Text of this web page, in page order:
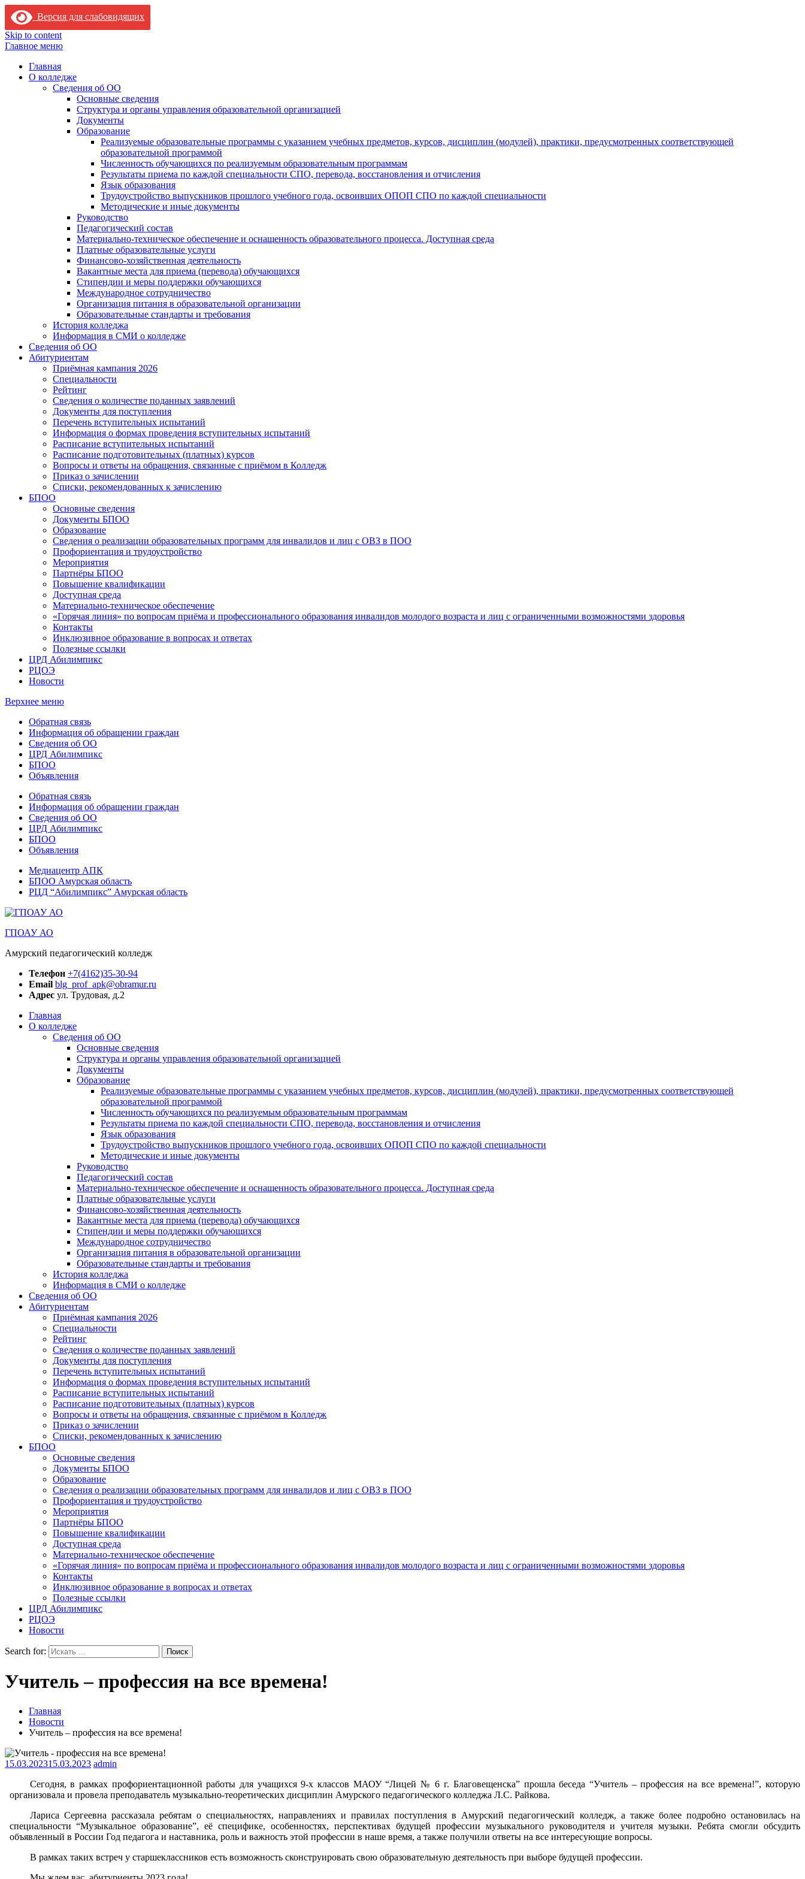
Версия для слабовидящих
Skip to content
Главное меню
Главная
О колледже
Сведения об ОО
Основные сведения
Структура и органы управления образовательной организацией
Документы
Образование
Реализуемые образовательные программы с указанием учебных предметов, курсов, дисциплин (модулей), практики, предусмотренных соответствующей
образовательной программой
Численность обучающихся по реализуемым образовательным программам
Результаты приема по каждой специальности СПО, перевода, восстановления и отчисления
Язык образования
Трудоустройство выпускников прошлого учебного года, освоивших ОПОП СПО по каждой специальности
Методические и иные документы
Руководство
Педагогический состав
Материально-техническое обеспечение и оснащенность образовательного процесса. Доступная среда
Платные образовательные услуги
Финансово-хозяйственная деятельность
Вакантные места для приема (перевода) обучающихся
Стипендии и меры поддержки обучающихся
Международное сотрудничество
Организация питания в образовательной организации
Образовательные стандарты и требования
История колледжа
Информация в СМИ о колледже
Сведения об ОО
Абитуриентам
Приёмная кампания 2026
Специальности
Рейтинг
Сведения о количестве поданных заявлений
Документы для поступления
Перечень вступительных испытаний
Информация о формах проведения вступительных испытаний
Расписание вступительных испытаний
Расписание подготовительных (платных) курсов
Вопросы и ответы на обращения, связанные с приёмом в Колледж
Приказ о зачислении
Списки, рекомендованных к зачислению
БПОО
Основные сведения
Документы БПОО
Образование
Сведения о реализации образовательных программ для инвалидов и лиц с ОВЗ в ПОО
Профориентация и трудоустройство
Мероприятия
Партнёры БПОО
Повышение квалификации
Доступная среда
Материально-техническое обеспечение
«Горячая линия» по вопросам приёма и профессионального образования инвалидов молодого возраста и лиц с ограниченными возможностями здоровья
Контакты
Инклюзивное образование в вопросах и ответах
Полезные ссылки
ЦРД Абилимпикс
РЦОЭ
Новости
Верхнее меню
Обратная связь
Информация об обращении граждан
Сведения об ОО
ЦРД Абилимпикс
БПОО
Объявления
Обратная связь
Информация об обращении граждан
Сведения об ОО
ЦРД Абилимпикс
БПОО
Объявления
Медиацентр АПК
БПОО Амурская область
РЦД “Абилимпикс” Амурская область
ГПОАУ АО
Амурский педагогический колледж
Телефон +7(4162)35-30-94
Email blg_prof_apk@obramur.ru
Адрес ул. Трудовая, д.2
Главная
О колледже
Сведения об ОО
Основные сведения
Структура и органы управления образовательной организацией
Документы
Образование
Реализуемые образовательные программы с указанием учебных предметов, курсов, дисциплин (модулей), практики, предусмотренных соответствующей
образовательной программой
Численность обучающихся по реализуемым образовательным программам
Результаты приема по каждой специальности СПО, перевода, восстановления и отчисления
Язык образования
Трудоустройство выпускников прошлого учебного года, освоивших ОПОП СПО по каждой специальности
Методические и иные документы
Руководство
Педагогический состав
Материально-техническое обеспечение и оснащенность образовательного процесса. Доступная среда
Платные образовательные услуги
Финансово-хозяйственная деятельность
Вакантные места для приема (перевода) обучающихся
Стипендии и меры поддержки обучающихся
Международное сотрудничество
Организация питания в образовательной организации
Образовательные стандарты и требования
История колледжа
Информация в СМИ о колледже
Сведения об ОО
Абитуриентам
Приёмная кампания 2026
Специальности
Рейтинг
Сведения о количестве поданных заявлений
Документы для поступления
Перечень вступительных испытаний
Информация о формах проведения вступительных испытаний
Расписание вступительных испытаний
Расписание подготовительных (платных) курсов
Вопросы и ответы на обращения, связанные с приёмом в Колледж
Приказ о зачислении
Списки, рекомендованных к зачислению
БПОО
Основные сведения
Документы БПОО
Образование
Сведения о реализации образовательных программ для инвалидов и лиц с ОВЗ в ПОО
Профориентация и трудоустройство
Мероприятия
Партнёры БПОО
Повышение квалификации
Доступная среда
Материально-техническое обеспечение
«Горячая линия» по вопросам приёма и профессионального образования инвалидов молодого возраста и лиц с ограниченными возможностями здоровья
Контакты
Инклюзивное образование в вопросах и ответах
Полезные ссылки
ЦРД Абилимпикс
РЦОЭ
Новости
Search for:
Учитель – профессия на все времена!
Главная
Новости
Учитель – профессия на все времена!
15.03.202315.03.2023 admin
Сегодня, в рамках профориентационной работы для учащихся 9-х классов МАОУ “Лицей № 6 г. Благовещенска” прошла беседа “Учитель – профессия на все времена!”, которую
организовала и провела преподаватель музыкально-теоретических дисциплин Амурского педагогического колледжа Л.С. Райкова.
Лариса Сергеевна рассказала ребятам о специальностях, направлениях и правилах поступления в Амурский педагогический колледж, а также более подробно остановилась на
специальности “Музыкальное образование”, её специфике, особенностях, перспективах будущей профессии музыкального руководителя и учителя музыки. Ребята смогли обсудить
объявленный в России Год педагога и наставника, роль и важность этой профессии в наше время, а также получили ответы на все интересующие вопросы.
В рамках таких встреч у старшеклассников есть возможность сконструировать свою образовательную деятельность при выборе будущей профессии.